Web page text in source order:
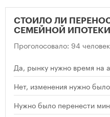
СТОИЛО ЛИ
СЕМЕЙНОЙ ИПОТЕКИ
Проголосовало: 94
Да, рынку нужно время на
Нет, изменения нужно
Нужно было перенести